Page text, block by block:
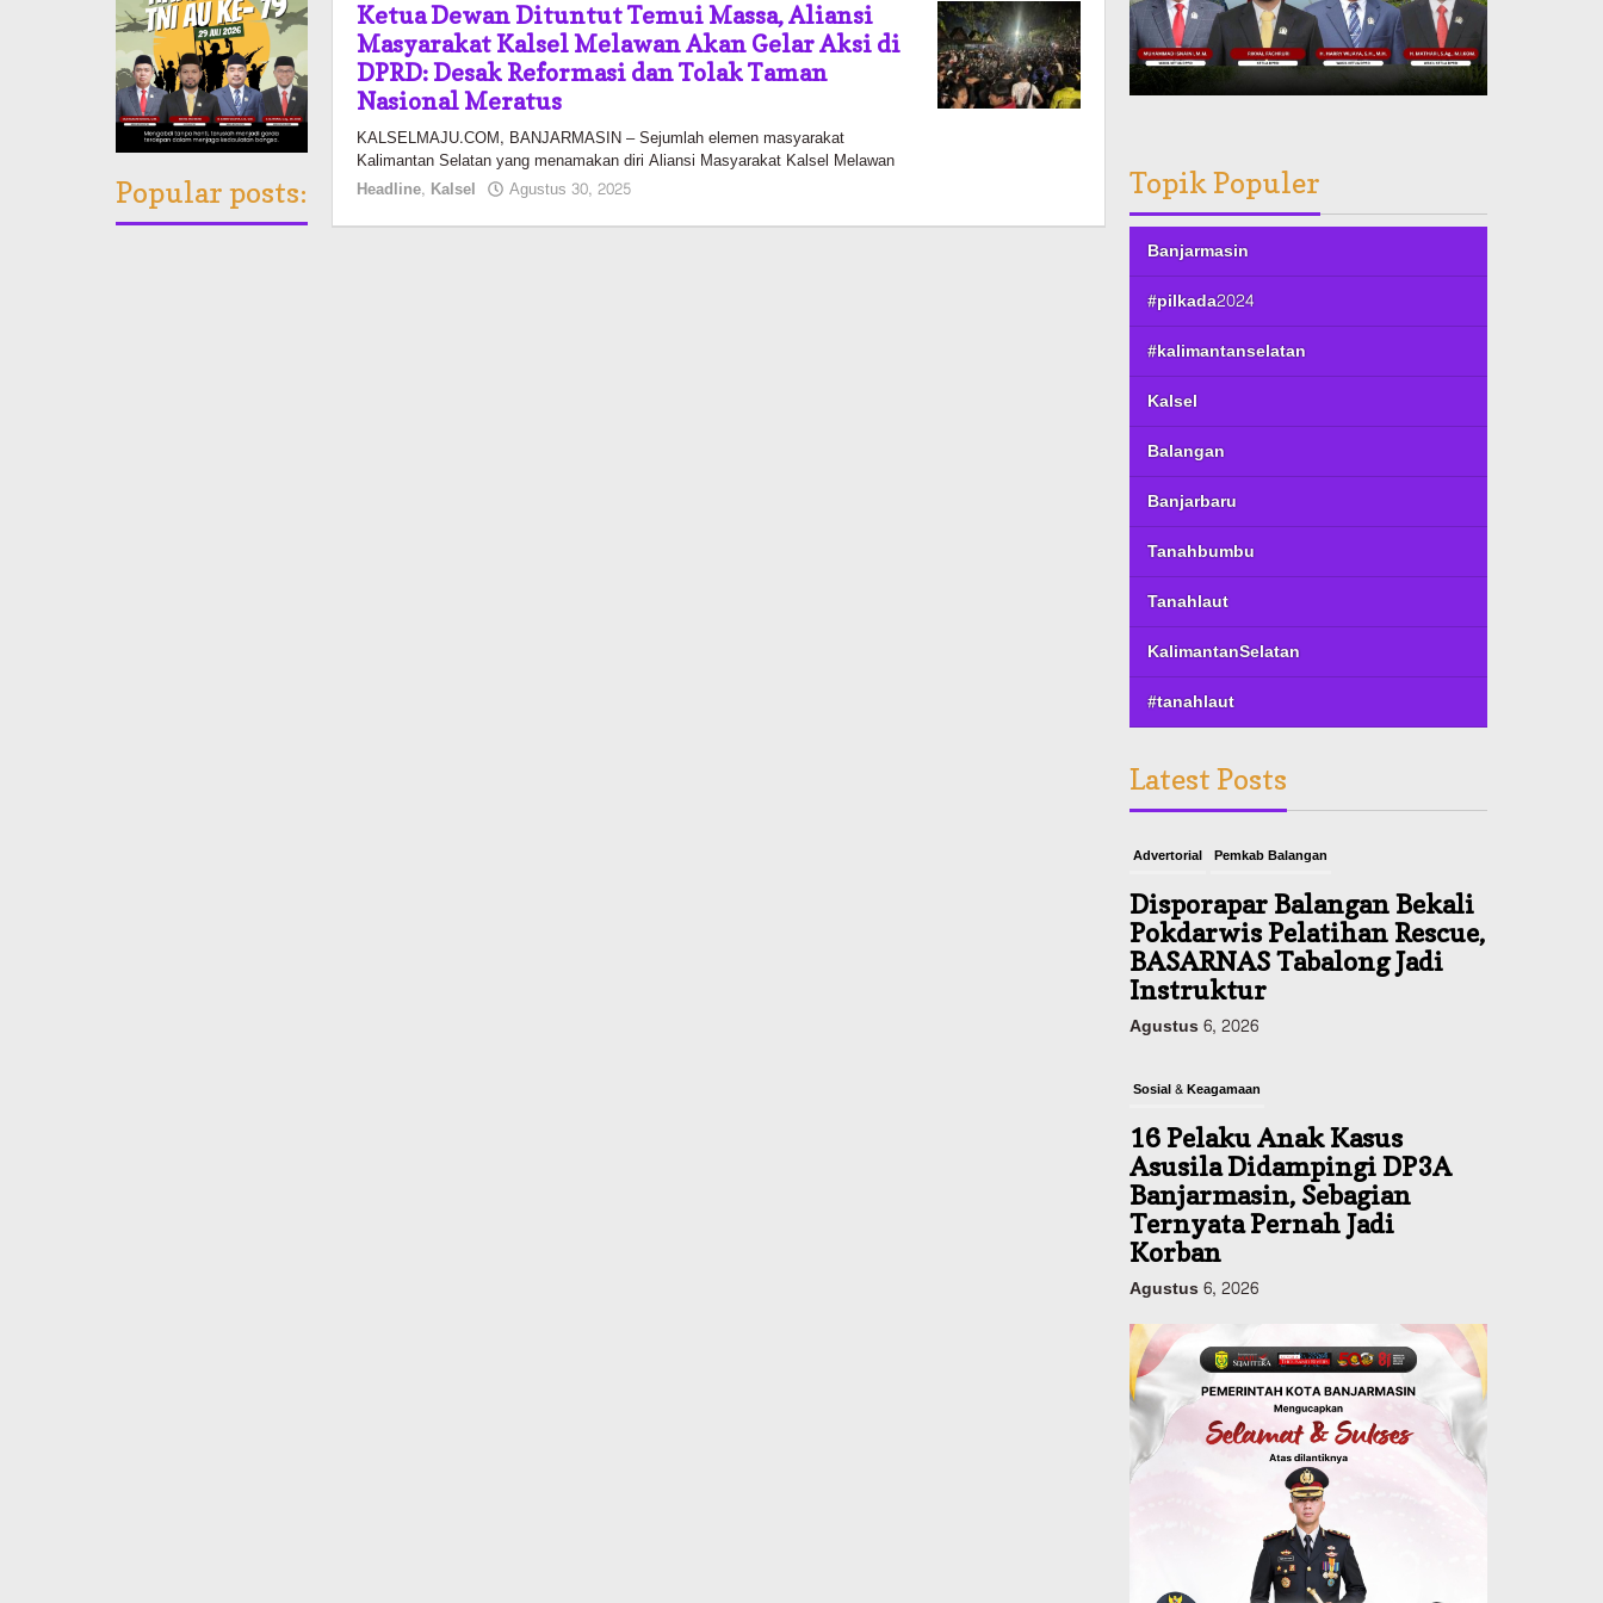
Popular posts:
Ketua Dewan Dituntut Temui Massa, Aliansi
Masyarakat Kalsel Melawan Akan Gelar Aksi di
DPRD: Desak Reformasi dan Tolak Taman
Nasional Meratus
KALSELMAJU.COM, BANJARMASIN – Sejumlah elemen masyarakat
Kalimantan Selatan yang menamakan diri Aliansi Masyarakat Kalsel Melawan
Headline, Kalsel Agustus 30, 2025 Topik Populer
Banjarmasin
#pilkada2024
#kalimantanselatan
Kalsel
Balangan
Banjarbaru
Tanahbumbu
Tanahlaut
KalimantanSelatan
#tanahlaut
Latest Posts
Advertorial Pemkab Balangan
Disporapar Balangan Bekali
Pokdarwis Pelatihan Rescue,
BASARNAS Tabalong Jadi
Instruktur
Agustus 6, 2026
Sosial & Keagamaan
16 Pelaku Anak Kasus
Asusila Didampingi DP3A
Banjarmasin, Sebagian
Ternyata Pernah Jadi
Korban
Agustus 6, 2026
Dinas PUPR Kalsel Pembangunan
Tindak Lanjut
Pascakecelakaan Maut,
Pemerintah Janji
Tingkatkan Fasilitas
Keselamatan Jalan
Alternatif Banjarbaru–